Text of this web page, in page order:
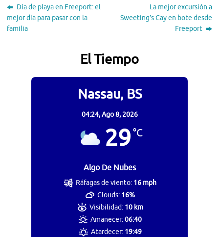
Día de playa en Freeport: el
mejor día para pasar con la
familia
La mejor excursión a
Sweeting’s Cay en bote desde
Freeport
El Tiempo
Nassau, BS
04:24,Ago 8, 2026
29°C
Algo De Nubes
Ráfagas de viento: 16 mph
Clouds: 16%
Visibilidad: 10 km
Amanecer:06:40
Atardecer: 19:49